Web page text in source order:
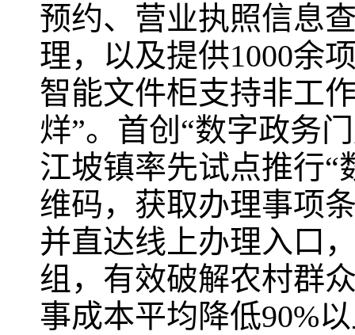
预约、营业执照信息
理，以及提供1000余
智能文件柜支持非工
烊”。首创“数字政务
江坡镇率先试点推行“
维码，获取办理事项
并直达线上办理入口
组，有效破解农村群
事成本平均降低90%